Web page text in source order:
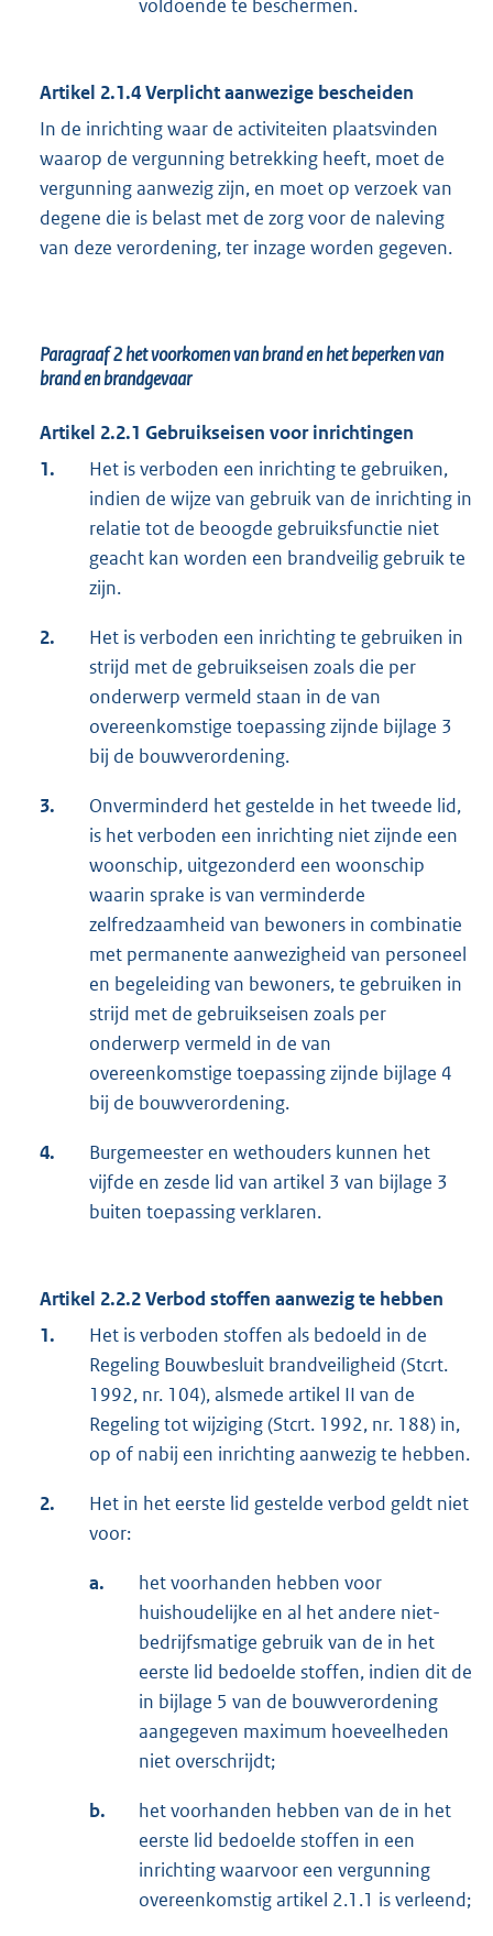
voldoende te beschermen.
Artikel 2.1.4 Verplicht aanwezige bescheiden
In de inrichting waar de activiteiten plaatsvinden
waarop de vergunning betrekking heeft, moet de
vergunning aanwezig zijn, en moet op verzoek van
degene die is belast met de zorg voor de naleving
van deze verordening, ter inzage worden gegeven.
Paragraaf 2het voorkomen van brand en het beperken van
brand en brandgevaar
Artikel 2.2.1 Gebruikseisen voor inrichtingen
1.
Het is verboden een inrichting te gebruiken,
indien de wijze van gebruik van de inrichting in
relatie tot de beoogde gebruiksfunctie niet
geacht kan worden een brandveilig gebruik te
zijn.
2.
Het is verboden een inrichting te gebruiken in
strijd met de gebruikseisen zoals die per
onderwerp vermeld staan in de van
overeenkomstige toepassing zijnde bijlage 3
bij de bouwverordening.
3.
Onverminderd het gestelde in het tweede lid,
is het verboden een inrichting niet zijnde een
woonschip, uitgezonderd een woonschip
waarin sprake is van verminderde
zelfredzaamheid van bewoners in combinatie
met permanente aanwezigheid van personeel
en begeleiding van bewoners, te gebruiken in
strijd met de gebruikseisen zoals per
onderwerp vermeld in de van
overeenkomstige toepassing zijnde bijlage 4
bij de bouwverordening.
4.
Burgemeester en wethouders kunnen het
vijfde en zesde lid van artikel 3 van bijlage 3
buiten toepassing verklaren.
Artikel 2.2.2 Verbod stoffen aanwezig te hebben
1.
Het is verboden stoffen als bedoeld in de
Regeling Bouwbesluit brandveiligheid (Stcrt.
1992, nr. 104), alsmede artikel II van de
Regeling tot wijziging (Stcrt. 1992, nr. 188) in,
op of nabij een inrichting aanwezig te hebben.
2.
Het in het eerste lid gestelde verbod geldt niet
voor:
a.
het voorhanden hebben voor
huishoudelijke en al het andere niet-
bedrijfsmatige gebruik van de in het
eerste lid bedoelde stoffen, indien dit de
in bijlage 5 van de bouwverordening
aangegeven maximum hoeveelheden
niet overschrijdt;
b.
het voorhanden hebben van de in het
eerste lid bedoelde stoffen in een
inrichting waarvoor een vergunning
overeenkomstig artikel 2.1.1 is verleend;